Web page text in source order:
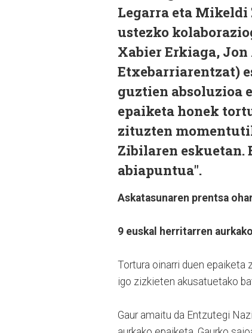
Legarra eta Mikeldi
ustezko
Xabier Erkiaga,
Etxebarriarentzat)
guztien absoluzioa
epaiketa honek
zituzten
Zibilaren eskuetan.
abiapuntua".
Askatasunaren prentsa
9 euskal herritarren
Tortura oinarri duen epaiketa
igo zizkieten akusatuetako
Gaur amaitu da Entzutegi